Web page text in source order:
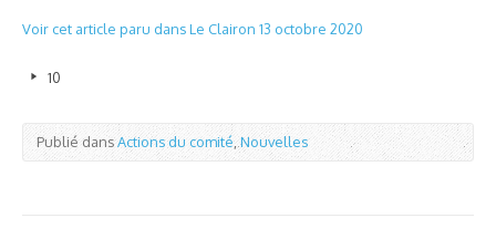
Voir cet article paru dans Le Clairon 13 octobre 2020
10
Publié dansActions du comité, Nouvelles